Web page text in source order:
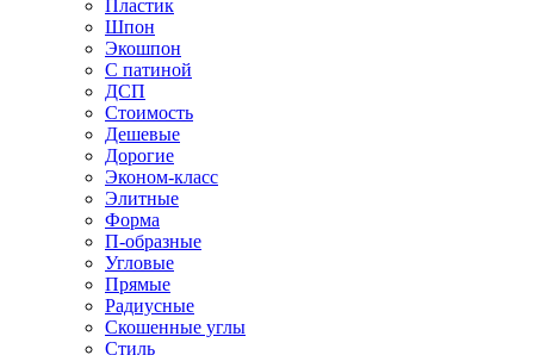
Пластик
Шпон
Экошпон
С патиной
ДСП
Стоимость
Дешевые
Дорогие
Эконом-класс
Элитные
Форма
П-образные
Угловые
Прямые
Радиусные
Скошенные углы
Стиль